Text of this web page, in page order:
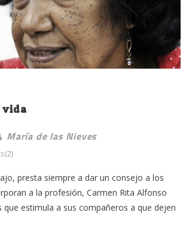
vida
María de las Nieves
presta siempre a dar un consejo a los
a la profesión, Carmen Rita Alfonso
que estimula a sus compañeros a que dejen